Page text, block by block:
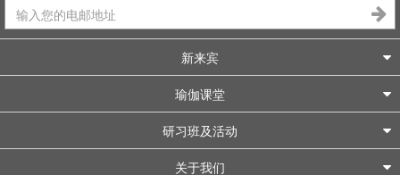
新来宾
瑜伽课堂
研习班及活动
关于我们